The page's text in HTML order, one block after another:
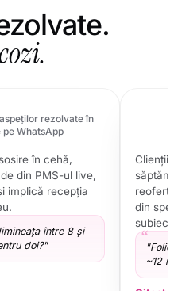
rezolvate în
WhatsApp
în cehă,
din PMS-ul live,
implică recepția
între 8 și
doi?"
Clienții
din
~12